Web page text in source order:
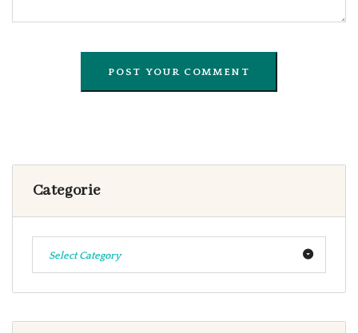
Categorie
Select Category